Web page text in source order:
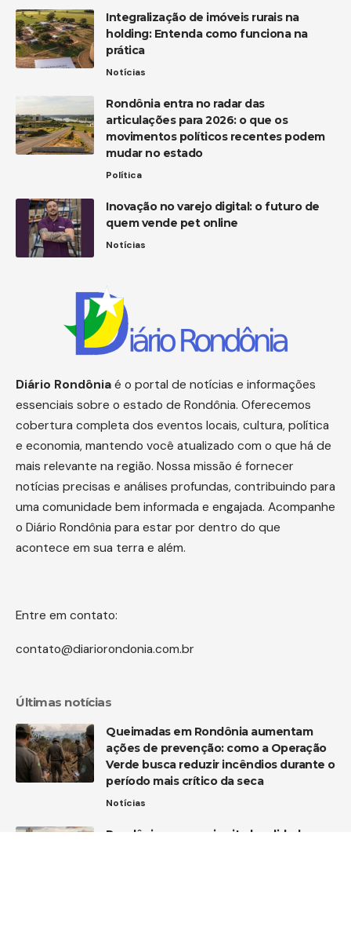
Integralização de imóveis rurais na
holding: Entenda como funciona na
prática
Notícias
Rondônia entra no radar das
articulações para 2026: o que os
movimentos políticos recentes podem
mudar no estado
Política
Inovação no varejo digital: o futuro de
quem vende pet online
Notícias
Diário Rondôniaé o portal de notícias e informações
essenciais sobre o estado de Rondônia. Oferecemos
cobertura completa dos eventos locais, cultura, política
e economia, mantendo você atualizado com o que há de
mais relevante na região. Nossa missão é fornecer
notícias precisas e análises profundas, contribuindo para
uma comunidade bem informada e engajada. Acompanhe
o Diário Rondônia para estar por dentro do que
acontece em sua terra e além.
Entre em contato:
contato@diariorondonia.com.br
Últimas notícias
Queimadas em Rondônia aumentam
ações de prevenção: como a Operação
Verde busca reduzir incêndios durante o
período mais crítico da seca
Notícias
Rondônia soma mais oito localidades